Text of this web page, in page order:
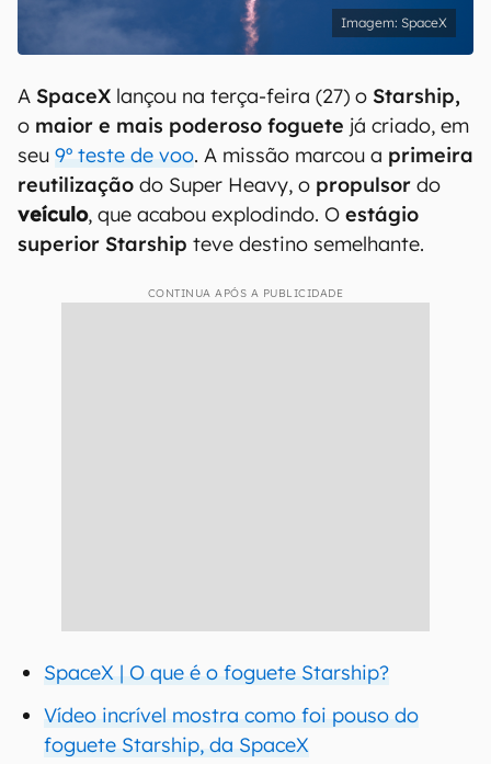
SpaceX
A SpaceX lançou na terça-feira (27) o Starship,
o maior e mais poderoso foguete já criado, em
seu 9º teste de voo. A missão marcou a primeira
reutilização do Super Heavy, o propulsor do
veículo, que acabou explodindo. O estágio
superior Starship teve destino semelhante.
CONTINUA APÓS A PUBLICIDADE
SpaceX | O que é o foguete Starship?
Vídeo incrível mostra como foi pouso do
foguete Starship, da SpaceX